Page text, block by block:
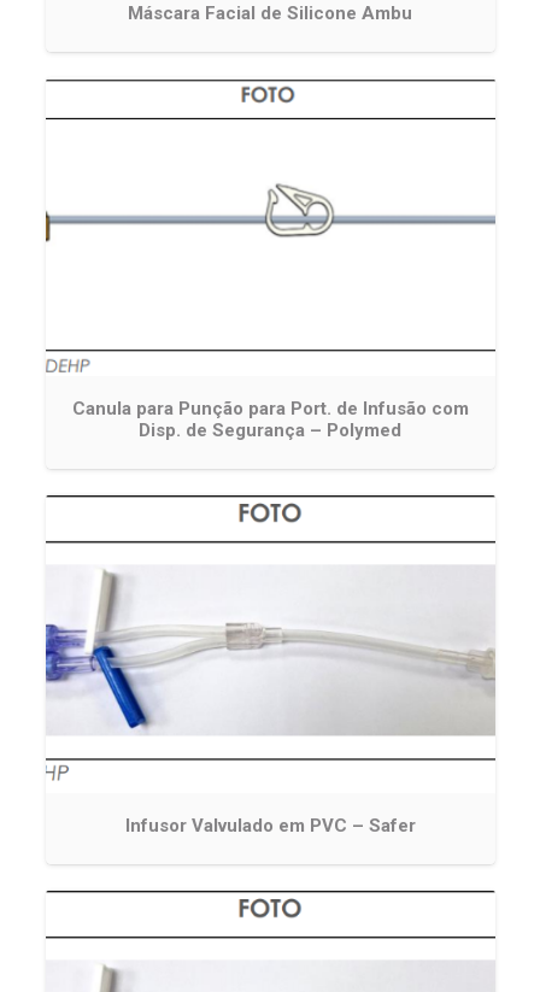
Máscara Facial de Silicone Ambu
Canula para Punção para Port. de Infusão com
Disp. de Segurança – Polymed
Infusor Valvulado em PVC – Safer